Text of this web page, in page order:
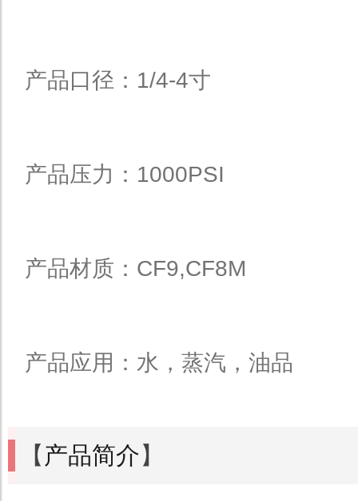
产品口径：1/4-4寸
产品压力：1000PSI
产品材质：CF9,CF8M
产品应用：水，蒸汽，油品
【 产品简介】